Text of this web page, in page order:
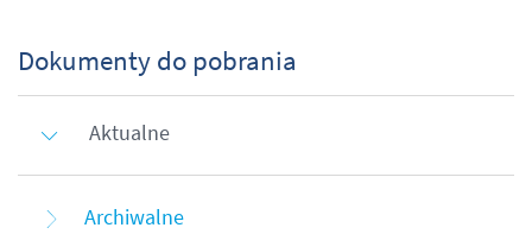
Dokumenty do pobrania
Aktualne
Archiwalne